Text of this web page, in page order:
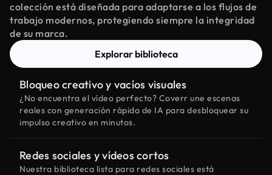
colección está diseñada para adaptarse a los flujos de
trabajo modernos, protegiendo siempre la integridad
de su marca.
Explorar biblioteca
Bloqueo creativo y vacíos visuales
¿No encuentra el vídeo perfecto? Coverr une escenas
reales con generación rápida de IA para desbloquear su
impulso creativo en minutos.
Redes sociales y vídeos cortos
Nuestra biblioteca lista para redes sociales está